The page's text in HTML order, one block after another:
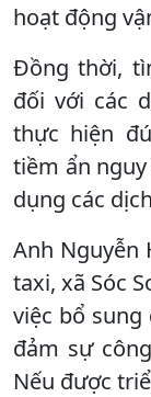
hoạt động
Đồng thời,
đối với các
thực hiện
tiềm ẩn
dụng các
Anh Nguyễn
taxi, xã Sóc
việc bổ
đảm sự
Nếu được